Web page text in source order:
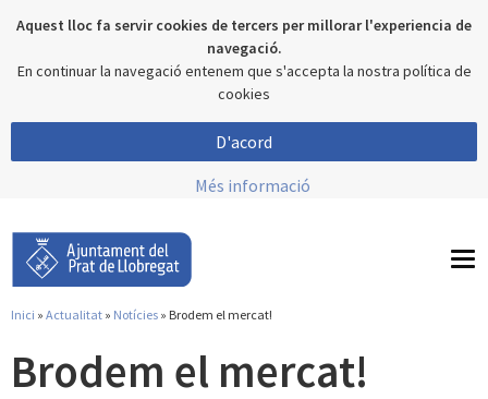
Aquest lloc fa servir cookies de tercers per millorar l'experiencia de
navegació.
En continuar la navegació entenem que s'accepta la nostra política de
cookies
D'acord
Més informació
Inici » Actualitat » Notícies » Brodem el mercat!
Brodem el mercat!